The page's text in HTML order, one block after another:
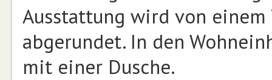
Ausstattung wird von einem
abgerundet. In den
mit einer Dusche.